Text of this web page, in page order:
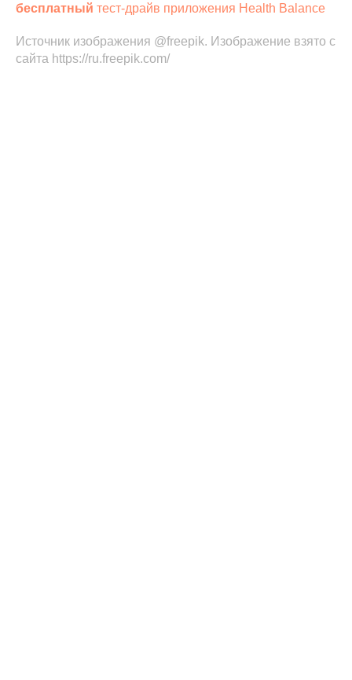
бесплатный тест-драйв приложения Health Balance
Источник изображения @freepik. Изображение взято с
сайта https://ru.freepik.com/